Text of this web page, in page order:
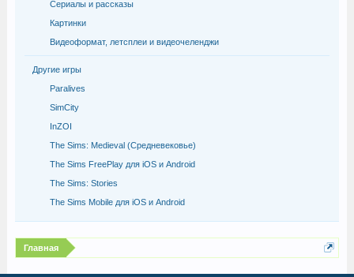
Сериалы и рассказы
Картинки
Видеоформат, летсплеи и видеочеленджи
Другие игры
Paralives
SimCity
InZOI
The Sims: Medieval (Средневековье)
The Sims FreePlay для iOS и Android
The Sims: Stories
The Sims Mobile для iOS и Android
Главная